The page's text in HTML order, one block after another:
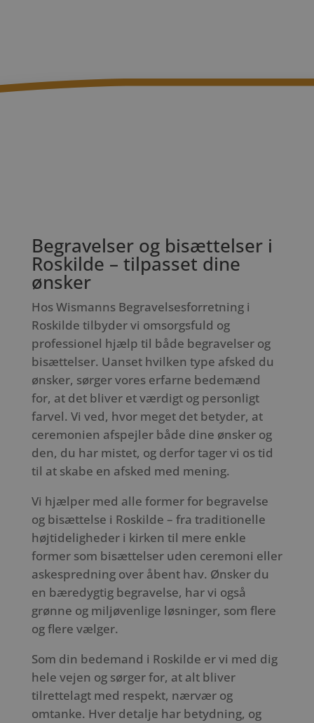
Begravelser og bisættelser i
Roskilde – tilpasset dine
ønsker
Hos Wismanns Begravelsesforretning i
Roskilde tilbyder vi omsorgsfuld og
professionel hjælp til både begravelser og
bisættelser. Uanset hvilken type afsked du
ønsker, sørger vores erfarne bedemænd
for, at det bliver et værdigt og personligt
farvel. Vi ved, hvor meget det betyder, at
ceremonien afspejler både dine ønsker og
den, du har mistet, og derfor tager vi os tid
til at skabe en afsked med mening.
Vi hjælper med alle former for begravelse
og bisættelse i Roskilde – fra traditionelle
højtideligheder i kirken til mere enkle
former som bisættelser uden ceremoni eller
askespredning over åbent hav. Ønsker du
en bæredygtig begravelse, har vi også
grønne og miljøvenlige løsninger, som flere
og flere vælger.
Som din bedemand i Roskilde er vi med dig
hele vejen og sørger for, at alt bliver
tilrettelagt med respekt, nærvær og
omtanke. Hver detalje har betydning, og